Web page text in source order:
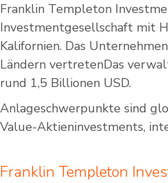
Franklin Templeton
Investmentgesellschaft mit
Kalifornien. Das
Ländern vertretenDas
rund 1,5 Billionen USD.
Anlageschwerpunkte sind
Value-Aktieninvestments,
Franklin Templeton